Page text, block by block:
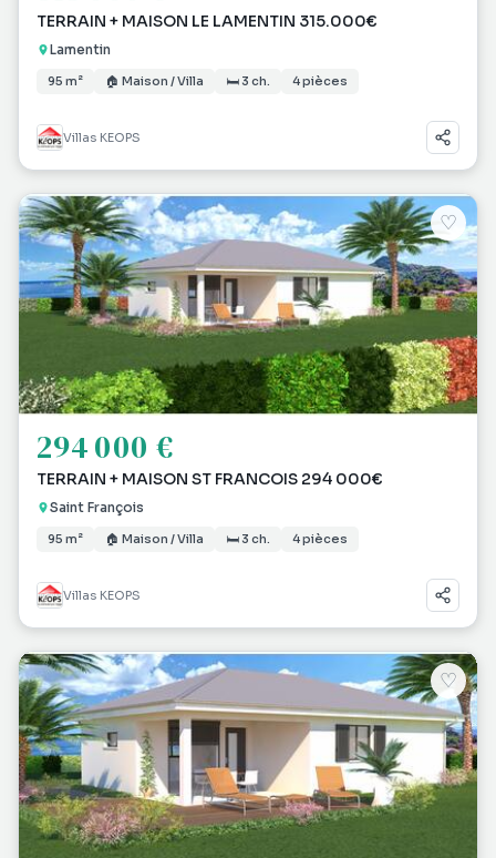
TERRAIN + MAISON LE LAMENTIN 315.000€
Lamentin
95 m² 🏠 Maison / Villa 🛏 3 ch. 4 pièces
Villas KEOPS
♡
294 000 €
TERRAIN + MAISON ST FRANCOIS 294 000€
Saint François
95 m² 🏠 Maison / Villa 🛏 3 ch. 4 pièces
Villas KEOPS
♡